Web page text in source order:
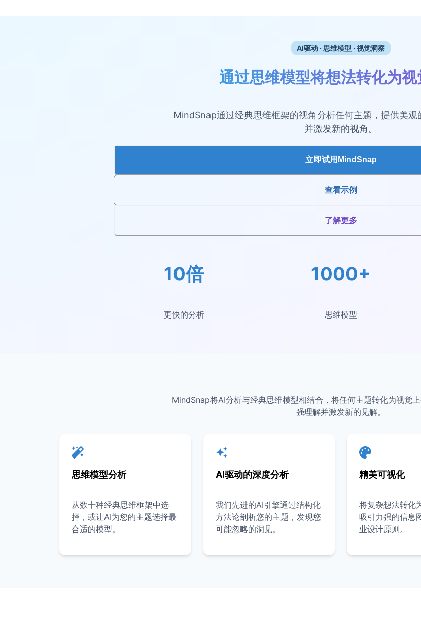
AI驱动 · 思维模型 · 视觉洞察
通过思维模型将想法转化为
MindSnap通过经典思维框架的视角分析任何主题，提供美观
并激发新的视角。
立即试用MindSnap
查看示例
了解更多
10倍
更快的分析
1000+
思维模型
MindSnap将AI分析与经典思维模型相结合，将任何主题转化为视觉
强理解并激发新的见解。
思维模型分析
从数十种经典思维框架中选
择，或让AI为您的主题选择最
合适的模型。
AI驱动的深度分析
我们先进的AI引擎通过结构化
方法论剖析您的主题，发现您
可能忽略的洞见。
精美可视化
将复杂想法转化
吸引力强的信息
业设计原则。